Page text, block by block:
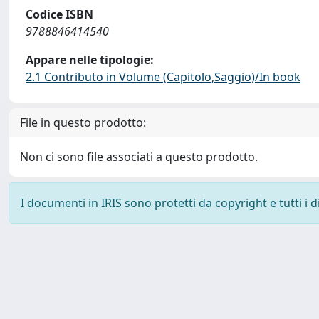
Codice ISBN
9788846414540
Appare nelle tipologie:
2.1 Contributo in Volume (Capitolo,Saggio)/In book
File in questo prodotto:
Non ci sono file associati a questo prodotto.
I documenti in IRIS sono protetti da copyright e tutti i